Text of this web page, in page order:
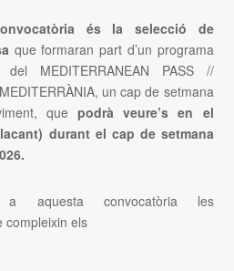
és la selecció de
que formaran part d’un programa
MEDITERRANEAN PASS //
un cap de setmana
quepodrà veure’s en el
durant el cap de setmana
.
aquesta convocatòria les
compleixin els